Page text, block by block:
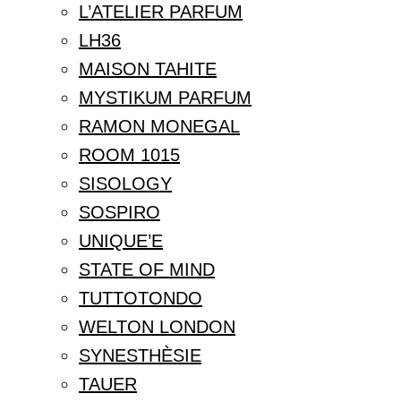
L’ATELIER PARFUM
LH36
MAISON TAHITE
MYSTIKUM PARFUM
RAMON MONEGAL
ROOM 1015
SISOLOGY
SOSPIRO
UNIQUE’E
STATE OF MIND
TUTTOTONDO
WELTON LONDON
SYNESTHÈSIE
TAUER